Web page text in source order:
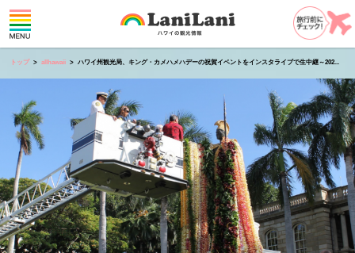
トップ allhawaii ハワイ州観光局、キング・カメハメハデーの祝賀イベントをインスタライブで生中継～202...